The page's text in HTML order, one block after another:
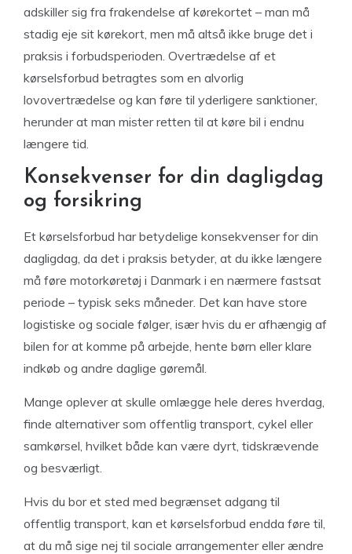
adskiller sig fra frakendelse af kørekortet – man må
stadig eje sit kørekort, men må altså ikke bruge det i
praksis i forbudsperioden. Overtrædelse af et
kørselsforbud betragtes som en alvorlig
lovovertrædelse og kan føre til yderligere sanktioner,
herunder at man mister retten til at køre bil i endnu
længere tid.
Konsekvenser for din dagligdag
og forsikring
Et kørselsforbud har betydelige konsekvenser for din
dagligdag, da det i praksis betyder, at du ikke længere
må føre motorkøretøj i Danmark i en nærmere fastsat
periode – typisk seks måneder. Det kan have store
logistiske og sociale følger, især hvis du er afhængig af
bilen for at komme på arbejde, hente børn eller klare
indkøb og andre daglige gøremål.
Mange oplever at skulle omlægge hele deres hverdag,
finde alternativer som offentlig transport, cykel eller
samkørsel, hvilket både kan være dyrt, tidskrævende
og besværligt.
Hvis du bor et sted med begrænset adgang til
offentlig transport, kan et kørselsforbud endda føre til,
at du må sige nej til sociale arrangementer eller ændre